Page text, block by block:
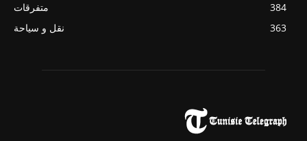
متفرقات
384
نقل و سياحة
363